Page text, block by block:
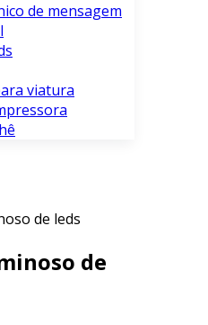
de mensagem
viatura
de leds
de